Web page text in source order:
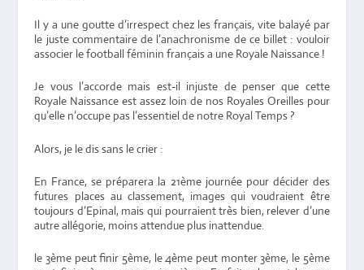
Il y a une goutte d’irrespect chez les français, vite balayé par
le juste commentaire de l’anachronisme de ce billet : vouloir
associer le football féminin français a une Royale Naissance !
Je vous l’accorde mais est-il injuste de penser que cette
Royale Naissance est assez loin de nos Royales Oreilles pour
qu’elle n’occupe pas l’essentiel de notre Royal Temps ?
Alors, je le dis sans le crier :
En France, se préparera la 21ème journée pour décider des
futures places au classement, images qui voudraient être
toujours d’Epinal, mais qui pourraient très bien, relever d’une
autre allégorie, moins attendue plus inattendue.
le 3ème peut finir 5ème, le 4ème peut monter 3ème, le 5ème